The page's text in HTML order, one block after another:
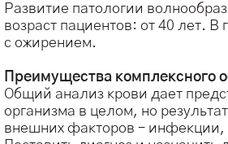
Развитие патологии
возраст пациентов: от 40 лет. В
с ожирением.
Преимущества комплексного
Общий анализ крови дает
организма в целом, но
внешних факторов – инфекции,